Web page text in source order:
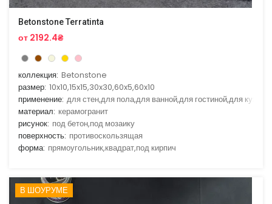
Betonstone Terratinta
от 2192.4₴
коллекция: Betonstone
размер: 10x10,15x15,30x30,60x5,60x10
применение: для стен,для пола,для ванной,для гостиной,для кухни
материал: керамогранит
рисунок: под бетон,под мозаику
поверхность: противоскользящая
форма: прямоугольник,квадрат,под кирпич
В ШОУРУМЕ